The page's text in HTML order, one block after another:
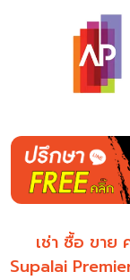
เช่า ซื้อ ขาย
Supalai